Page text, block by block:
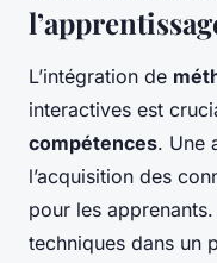
L’intégration de
interactives est
compétences. Une
l’acquisition des
pour les
techniques dans un